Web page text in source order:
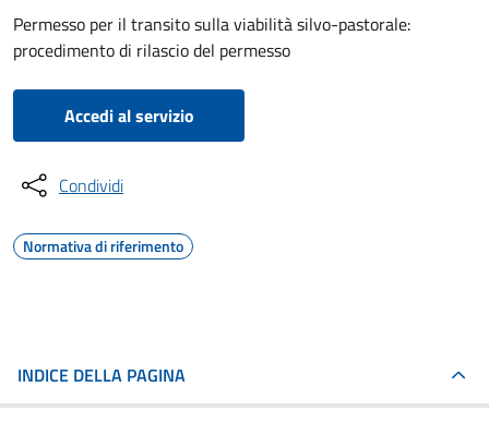
Permesso per il transito sulla viabilità silvo-pastorale:
procedimento di rilascio del permesso
Accedi al servizio
Condividi
Normativa di riferimento
INDICE DELLA PAGINA